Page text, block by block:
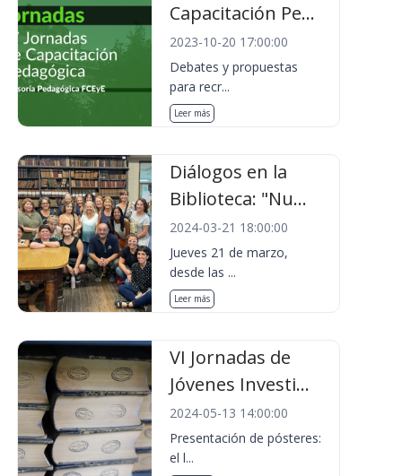
Capacitación Pe...
2023-10-20 17:00:00
Debates y propuestas
para recr...
Leer más
Diálogos en la
Biblioteca: "Nu...
2024-03-21 18:00:00
Jueves 21 de marzo,
desde las ...
Leer más
VI Jornadas de
Jóvenes Investi...
2024-05-13 14:00:00
Presentación de pósteres:
el l...